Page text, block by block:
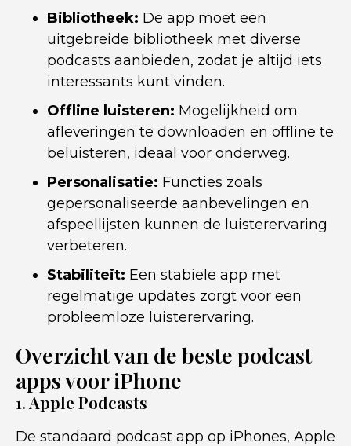
Bibliotheek: De app moet een
uitgebreide bibliotheek met diverse
podcasts aanbieden, zodat je altijd iets
interessants kunt vinden.
Offline luisteren: Mogelijkheid om
afleveringen te downloaden en offline te
beluisteren, ideaal voor onderweg.
Personalisatie: Functies zoals
gepersonaliseerde aanbevelingen en
afspeellijsten kunnen de luisterervaring
verbeteren.
Stabiliteit: Een stabiele app met
regelmatige updates zorgt voor een
probleemloze luisterervaring.
Overzicht van de beste podcast
apps voor iPhone
1. Apple Podcasts
De standaard podcast app op iPhones, Apple